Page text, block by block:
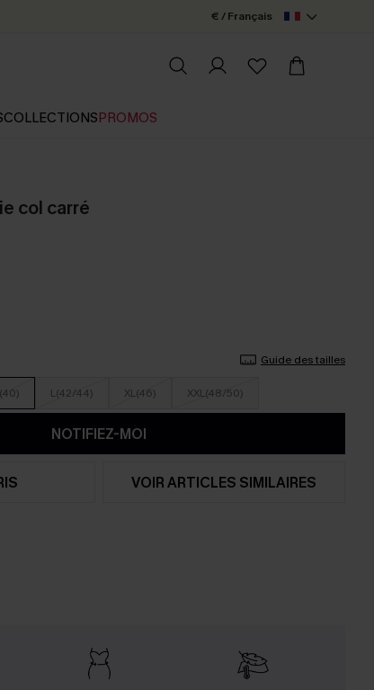
€ / Français
COLLECTIONSPROMOS
col carré
Guide des tailles
L(42/44) XL(46) XXL(48/50)
NOTIFIEZ-MOI
VOIR ARTICLES SIMILAIRES